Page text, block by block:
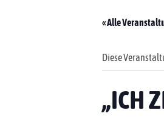
« Alle
Diese
„ICH